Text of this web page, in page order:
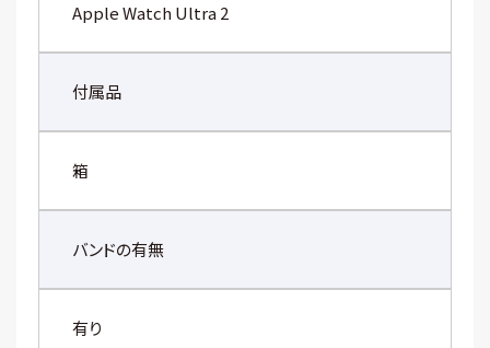
Apple Watch Ultra 2
付属品
箱
バンドの有無
有り